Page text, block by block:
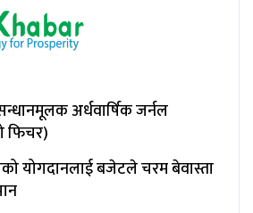
अर्धवार्षिक जर्नल
फिचर)
योगदानलाई बजेटले चरम बेवास्ता